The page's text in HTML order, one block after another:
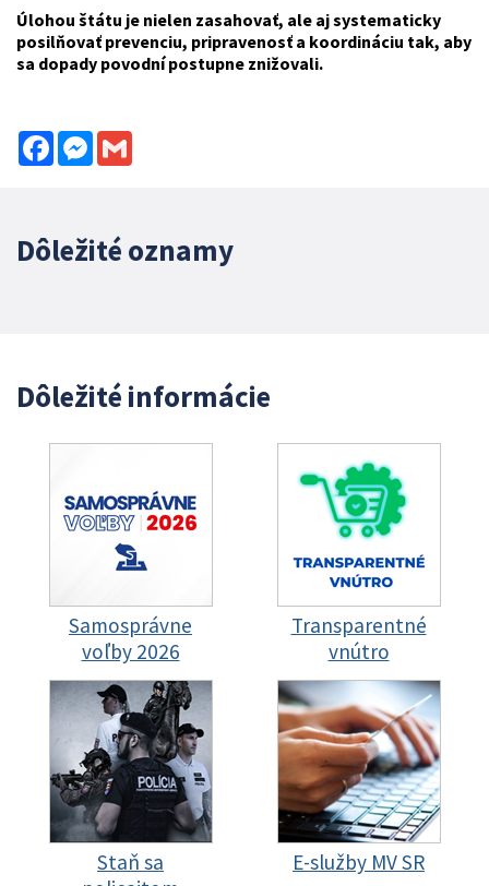
Úlohou štátu je nielen zasahovať, ale aj systematicky
posilňovať prevenciu, pripravenosť a koordináciu tak, aby
sa dopady povodní postupne znižovali.
FacebookMessenger
Dôležité oznamy
Dôležité informácie
Samosprávne
voľby 2026
Transparentné
vnútro
Staň sa
E-služby MV SR